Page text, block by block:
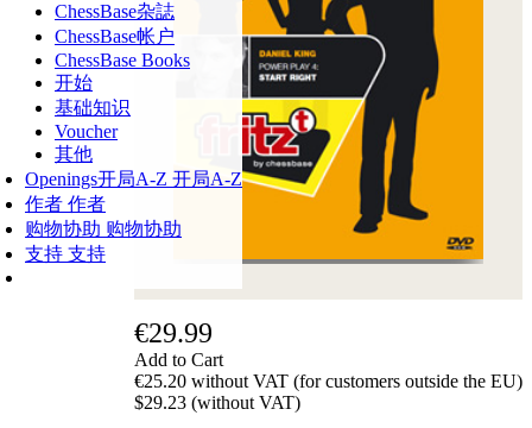
ChessBase杂誌
ChessBase帐户
ChessBase Books
开始
基础知识
Voucher
其他
Openings开局A-Z 开局A-Z
作者 作者
购物协助 购物协助
支持 支持
€29.99
Add to Cart
€25.20 without VAT (for customers outside the EU)
$29.23 (without VAT)